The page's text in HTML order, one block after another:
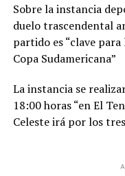
Sobre la instancia
duelo trascendental
partido es “clave
Copa Sudamericana”
La instancia se
18:00 horas “en El
Celeste irá por los